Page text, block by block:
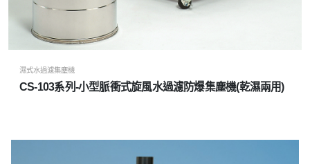
濕式水過濾集塵機
CS-103系列-小型脈衝式旋風水過濾防爆集塵機(乾濕兩用)